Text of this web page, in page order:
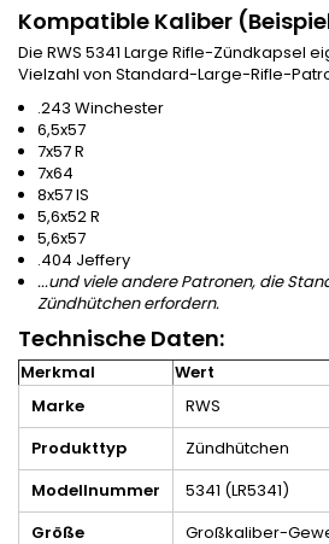
Kompatible Kaliber
Die RWS 5341 Large Rifle-Zündkapsel
Vielzahl von Standard-Large-Rifle-
.243 Winchester
6,5x57
7x57 R
7x64
8x57 IS
5,6x52 R
5,6x57
.404 Jeffery
...und viele andere Patronen, die
Zündhütchen erfordern.
Technische Daten:
Merkmal
Wert
Marke
RWS
Produkttyp
Zündhütchen
Modellnummer
5341 (LR5341)
Größe
Großkaliber-